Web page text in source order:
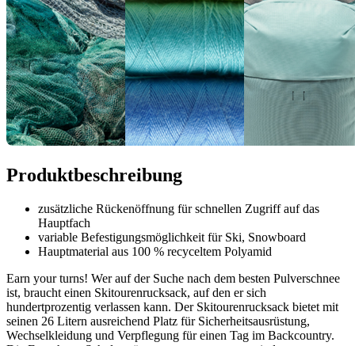
Produktbeschreibung
zusätzliche Rückenöffnung für schnellen Zugriff auf das
Hauptfach
variable Befestigungsmöglichkeit für Ski, Snowboard
Hauptmaterial aus 100 % recyceltem Polyamid
Earn your turns! Wer auf der Suche nach dem besten Pulverschnee
ist, braucht einen Skitourenrucksack, auf den er sich
hundertprozentig verlassen kann. Der Skitourenrucksack bietet mit
seinen 26 Litern ausreichend Platz für Sicherheitsausrüstung,
Wechselkleidung und Verpflegung für einen Tag im Backcountry.